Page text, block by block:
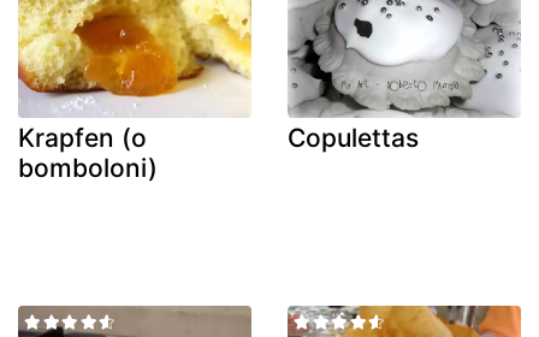
Krapfen (o
bomboloni)
Copulettas